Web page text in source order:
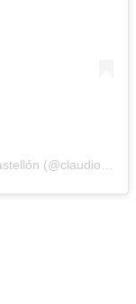
Una publicación compartida por Claudio Castellón (@claudiocastellon)